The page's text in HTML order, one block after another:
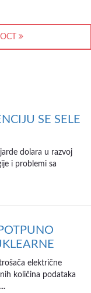
SE SELE
dolara u razvoj
i problemi sa
električne
količina podataka